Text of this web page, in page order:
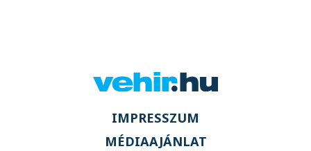
IMPRESSZUM
MÉDIAAJÁNLAT